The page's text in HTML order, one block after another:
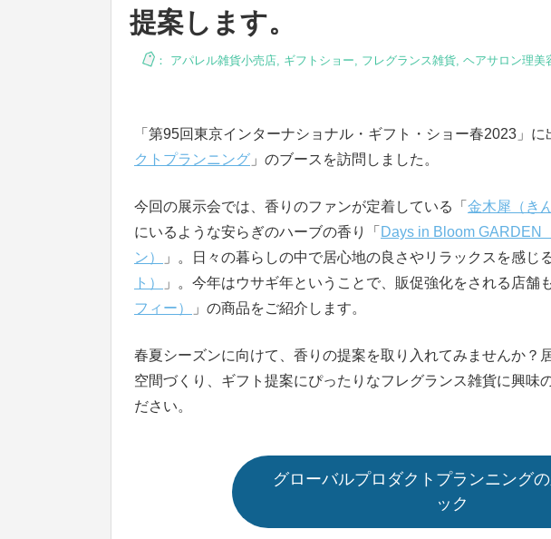
提案します。
： アパレル雑貨小売店, ギフトショー, フレグランス雑貨, ヘアサロン理美
「第95回東京インターナショナル・ギフト・ショー春2023」に
クトプランニング 」のブースを訪問しました。
今回の展示会では、香りのファンが定着している「 金木犀（き
にいるような安らぎのハーブの香り「 Days in Bloom GARDEN
ン）
」。日々の暮らしの中で居心地の良さやリラックスを感じ
ト）
」。今年はウサギ年ということで、販促強化をされる店舗
フィー）
」の商品をご紹介します。
春夏シーズンに向けて、香りの提案を取り入れてみませんか？
空間づくり、ギフト提案にぴったりなフレグランス雑貨に興味
ださい。
グローバルプロダクトプランニング
ック